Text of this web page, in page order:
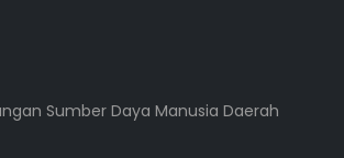
Sumber Daya Manusia Daerah